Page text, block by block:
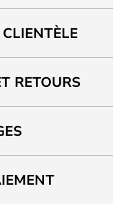
RETOURS